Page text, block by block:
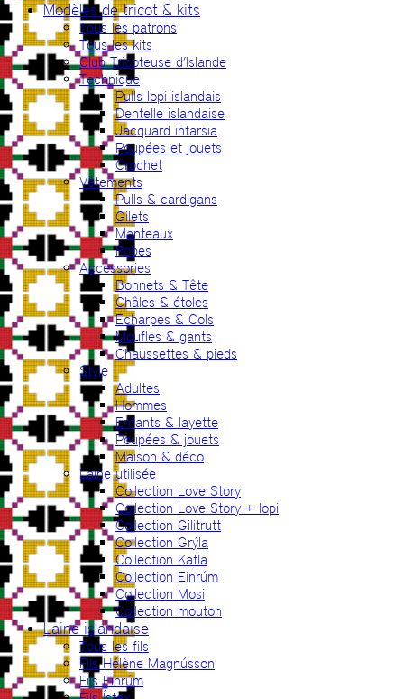
Modèles de tricot & kits
Tous les patrons
Tous les kits
Club Tricoteuse d’Islande
Technique
Pulls lopi islandais
Dentelle islandaise
Jacquard intarsia
Poupées et jouets
Crochet
Vêtements
Pulls & cardigans
Gilets
Manteaux
Robes
Accessories
Bonnets & Tête
Châles & étoles
Echarpes & Cols
Moufles & gants
Chaussettes & pieds
Style
Adultes
Hommes
Enfants & layette
Poupées & jouets
Maison & déco
Laine utilisée
Collection Love Story
Collection Love Story + lopi
Collection Gilitrutt
Collection Grýla
Collection Katla
Collection Einrúm
Collection Mosi
Collection mouton
Laine islandaise
Tous les fils
Fils Hélène Magnússon
Fils Einrúm